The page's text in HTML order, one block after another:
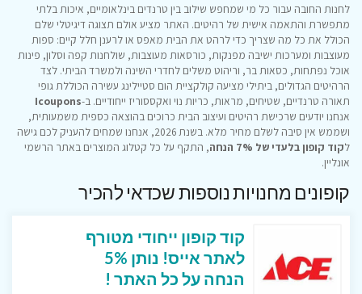
לחנות החובה עבור כל מי שמחפש שילוב בין טרנדים בינלאומיים, איכות בלתי
מתפשרת והתאמה אישית של רהיטים. האתר מציע אולם תצוגה דיגיטלי שלם
הכולל את כל מה שצריך כדי לרהט את הבית מאפס או לרענן חלל קיים: ספות
מעוצבות ומערכות ישיבה מפנקות, כורסאות מעוצבות, שולחנות קפה וסלון, פינות
אוכל נפתחות, כסאות בר, וריהוט משלים לחדרי השינה ולמשרד הביתי. לצד
הרהיטים הגדולים, ביתילי מציעה קולקציית הום סטיילינג עשירה הכוללת גופי
תאורה טרנדיים, שטיחים, מראות, כריות נוי ואקססוריז ייחודיים. ב-Icoupons
אנחנו יודעים שרכישת רהיטים ועיצוב הבית כרוכים בהוצאה כספית משמעותית,
ושממש אין סיבה לשלם מחיר מלא. בשנת 2026, אנחנו שמחים להעניק לכם גישה
לקוד קופון בלעדי של 7% הנחה
, התקף על כל קטלוג המוצרים באתר הרשמי
אונליין.
קופונים מחנויות נוספות שכדאי להכיר
קוד קופון ייחודי מטורף
לאתר אייס! נותן 5%
הנחה על כל האתר !